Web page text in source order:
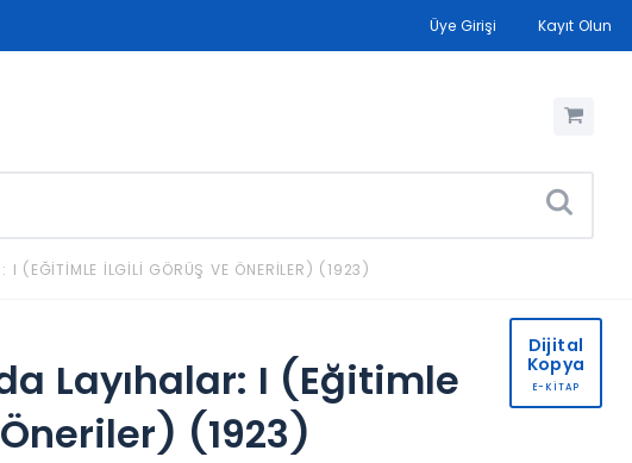
Üye Girişi Kayıt Olun
I (EĞITIMLE İLGILI GÖRÜŞ VE ÖNERILER) (1923)
Layıhalar: I (Eğitimle
(1923)
Dijital
Kopya
E-KİTAP